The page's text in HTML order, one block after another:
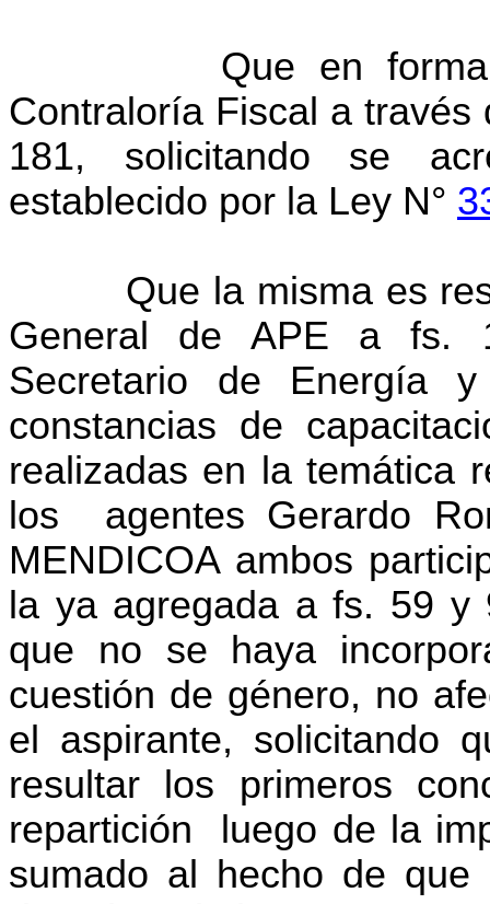
Que en forma
Contraloría Fiscal a través
181, solicitando se
establecido por la Ley N°
Que la misma es
General de APE a fs.
Secretario de Energía
constancias de
realizadas en la temática
los agentes Gerardo
MENDICOA ambos
la ya agregada a fs. 59
que no se haya
cuestión de género, no
el aspirante, solicitando
resultar los primeros
repartición luego de la
sumado al hecho de